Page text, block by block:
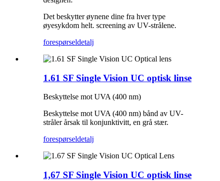
Det beskytter øynene dine fra hver type
øyesykdom helt. screening av UV-strålene.
forespørseldetalj
1.61 SF Single Vision UC optisk linse
Beskyttelse mot UVA (400 nm)
Beskyttelse mot UVA (400 nm) bånd av UV-
stråler årsak til konjunktivitt, en grå stær.
forespørseldetalj
1,67 SF Single Vision UC optisk linse